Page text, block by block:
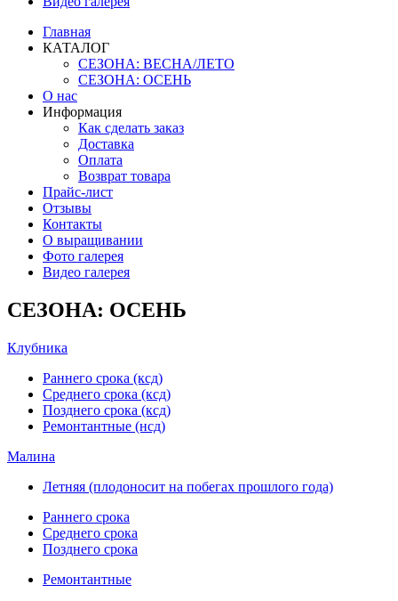
Главная
КАТАЛОГ
СЕЗОНА: ВЕСНА/ЛЕТО
СЕЗОНА: ОСЕНЬ
О нас
Информация
Как сделать заказ
Доставка
Оплата
Возврат товара
Прайс-лист
Отзывы
Контакты
О выращивании
Фото галерея
Видео галерея
СЕЗОНА: ОСЕНЬ
Клубника
Раннего срока (ксд)
Среднего срока (ксд)
Позднего срока (ксд)
Ремонтантные (нсд)
Малина
Летняя (плодоносит на побегах прошлого года)
Раннего срока
Среднего срока
Позднего срока
Ремонтантные